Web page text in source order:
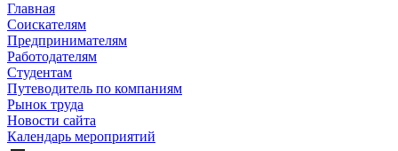
Главная
Соискателям
Предпринимателям
Работодателям
Студентам
Путеводитель по компаниям
Рынок труда
Новости сайта
Календарь мероприятий